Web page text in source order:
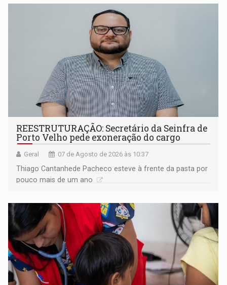
REESTRUTURAÇÃO: Secretário da Seinfra de
Porto Velho pede exoneração do cargo
Geral 07 de Agosto de 2026 às 10:37
Thiago Cantanhede Pacheco esteve à frente da pasta por
pouco mais de um ano